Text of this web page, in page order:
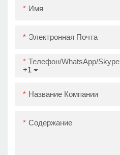
Имя
Электронная Почта
+1
Телефон/WhatsApp/Skype
Название Компании
Содержание